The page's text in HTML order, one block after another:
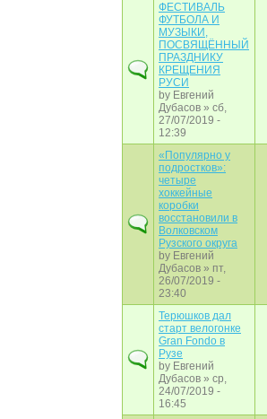
ФЕСТИВАЛЬ
ФУТБОЛА И
МУЗЫКИ,
ПОСВЯЩЁННЫЙ
ПРАЗДНИКУ
КРЕЩЕНИЯ
РУСИ
by Евгений
Дубасов » сб,
27/07/2019 -
12:39
«Популярно у
подростков»:
четыре
хоккейные
коробки
восстановили в
Волковском
Рузского округа
by Евгений
Дубасов » пт,
26/07/2019 -
23:40
Терюшков дал
старт велогонке
Gran Fondo в
Рузе
by Евгений
Дубасов » ср,
24/07/2019 -
16:45